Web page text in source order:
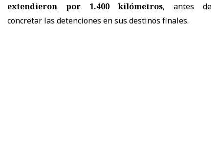
extendieron por 1.400 kilómetros, antes de
concretar las detenciones en sus destinos finales.